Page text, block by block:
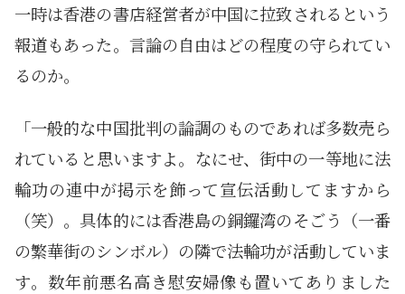
一時は香港の書店経営者が中国に拉致されるという
報道もあった。言論の自由はどの程度の守られてい
るのか。
「一般的な中国批判の論調のものであれば多数売ら
れていると思いますよ。なにせ、街中の一等地に法
輪功の連中が掲示を飾って宣伝活動してますから
（笑）。具体的には香港島の銅鑼湾のそごう（一番
の繁華街のシンボル）の隣で法輪功が活動していま
す。数年前悪名高き慰安婦像も置いてありました